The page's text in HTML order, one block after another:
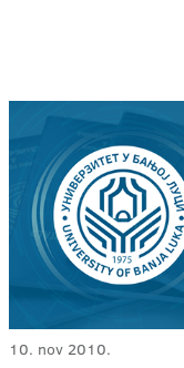
10. nov 2010.